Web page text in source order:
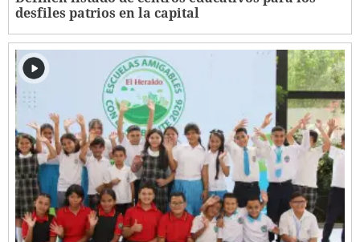
desfiles patrios en la capital